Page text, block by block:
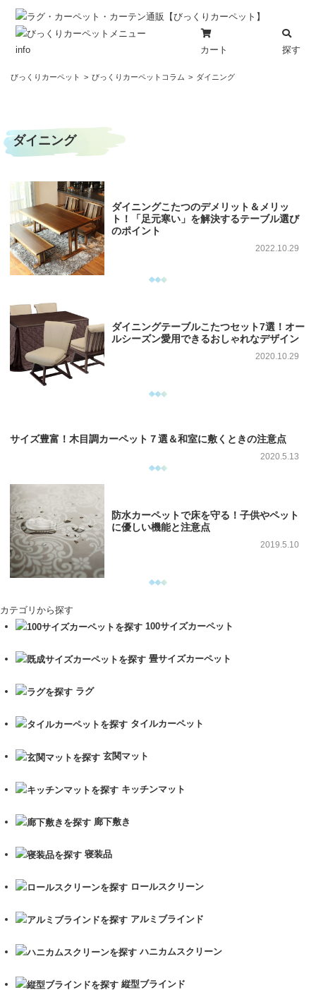
info カート 探す
ツ
へ
びっくりカーペット びっくりカーペットコラム ダイニング
ダイニング
ダイニングこたつのデメリット＆メリッ
ト！「足元寒い」を解決するテーブル選び
のポイント
2022.10.29
ダイニングテーブルこたつセット7選！オー
ルシーズン愛用できるおしゃれなデザイン
2020.10.29
サイズ豊富！木目調カーペット７選＆和室に敷くときの注意点
2020.5.13
防水カーペットで床を守る！子供やペット
に優しい機能と注意点
2019.5.10
カテゴリから探す
100サイズカーペット
畳サイズカーペット
ラグ
タイルカーペット
玄関マット
キッチンマット
廊下敷き
寝装品
ロールスクリーン
アルミブラインド
ハニカムスクリーン
縦型ブラインド